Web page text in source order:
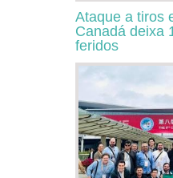
Ataque a tiros
Canadá deixa
feridos